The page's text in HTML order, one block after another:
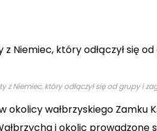
z Niemiec, który odłączył się od grupy i
okolicy wałbrzyskiego Zamku
i okolic prowadzone